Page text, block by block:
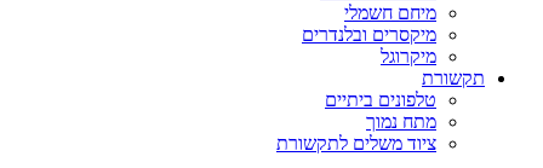
מיחם חשמלי
מיקסרים ובלנדרים
מיקרוגל
תקשורת
טלפונים ביתיים
מתח נמוך
ציוד משלים לתקשורת